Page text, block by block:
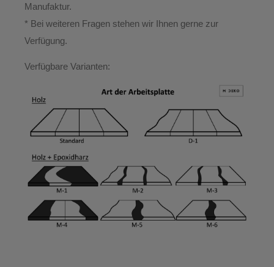
Manufaktur.
* Bei weiteren Fragen stehen wir Ihnen gerne zur
Verfügung.
Verfügbare Varianten: